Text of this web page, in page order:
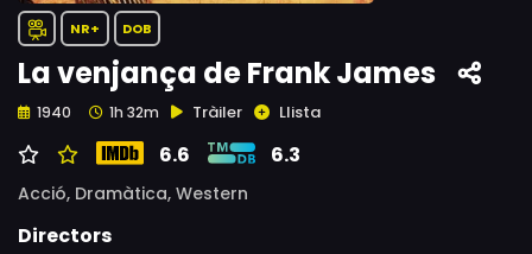
NR+ DOB
La venjança de Frank James
1940 1h 32m Tràiler Llista
6.6 6.3
Acció, Dramàtica, Western
Directors